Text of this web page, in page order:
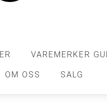
VAREMERKER
OM OSS SALG